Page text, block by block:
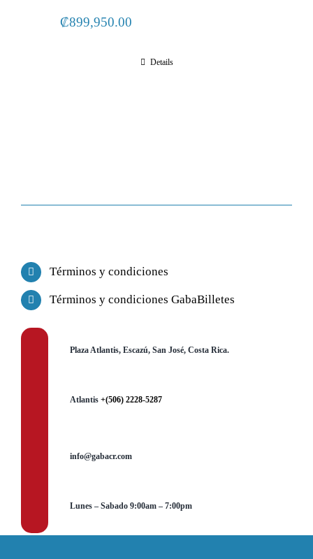
₡899,950.00
Details
Términos y condiciones
Términos y condiciones GabaBilletes
Plaza Atlantis, Escazú, San José, Costa Rica.
Atlantis +(506) 2228-5287
info@gabacr.com
Lunes – Sabado 9:00am – 7:00pm